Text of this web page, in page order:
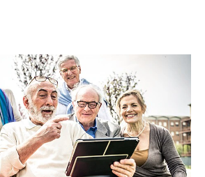
PARA PROFESIONALES
CUPONES
DO (ES)